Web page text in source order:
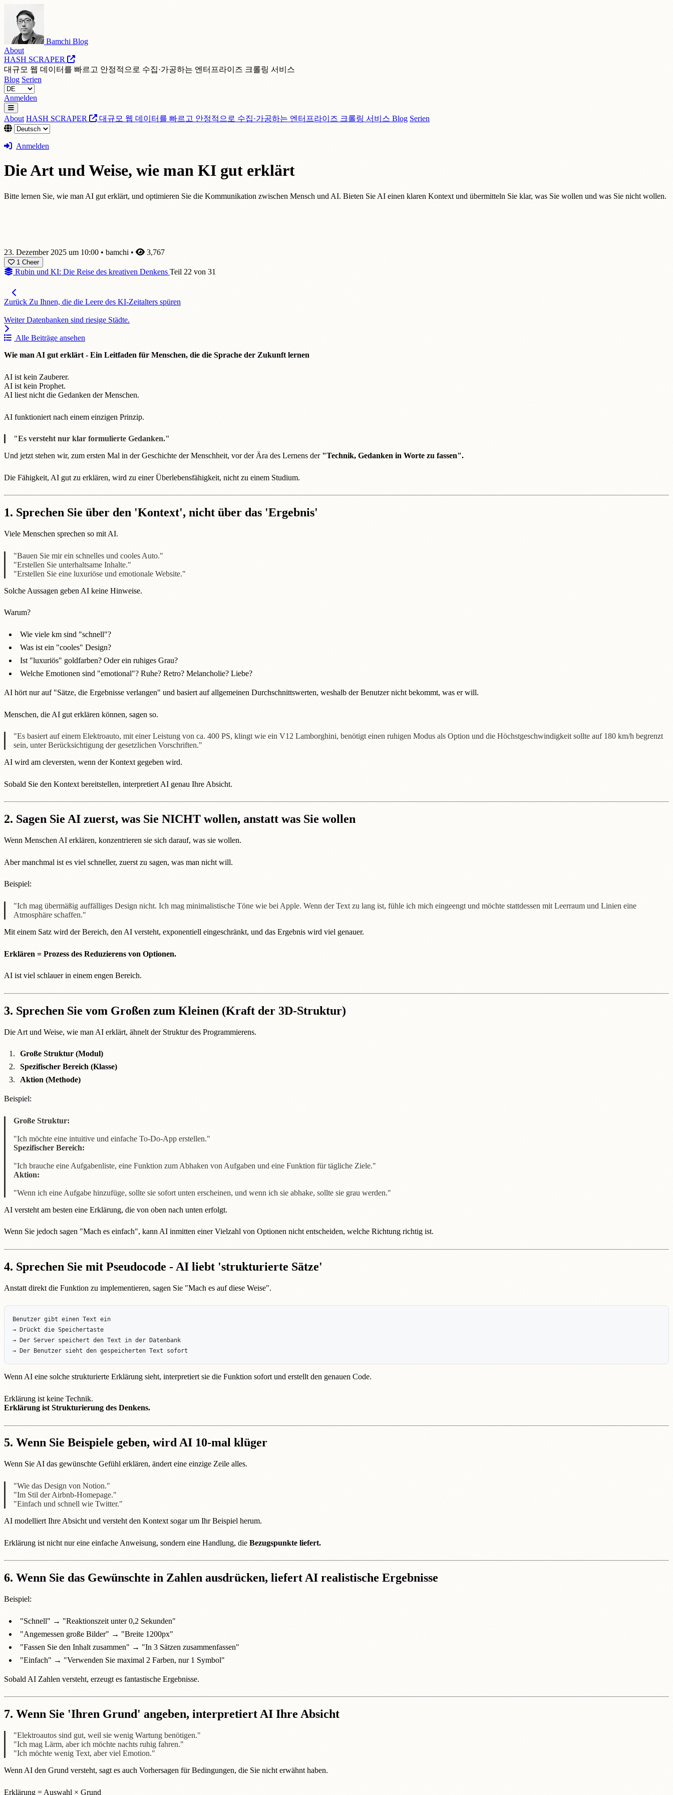
Bamchi Blog
About
HASH SCRAPER
대규모 웹 데이터를 빠르고 안정적으로 수집·가공하는 엔터프라이즈 크롤링 서비스
Blog Serien
Anmelden
About HASH SCRAPER 대규모 웹 데이터를 빠르고 안정적으로 수집·가공하는 엔터프라이즈 크롤링 서비스 Blog Serien
Anmelden
Die Art und Weise, wie man KI gut erklärt
Bitte lernen Sie, wie man AI gut erklärt, und optimieren Sie die Kommunikation zwischen Mensch und AI. Bieten Sie AI einen klaren Kontext und übermitteln Sie klar, was Sie wollen und was Sie nicht wollen.
23. Dezember 2025 um 10:00 • bamchi • 3,767
1 Cheer
Rubin und KI: Die Reise des kreativen Denkens Teil 22 von 31
Zurück Zu Ihnen, die die Leere des KI-Zeitalters spüren
Weiter Datenbanken sind riesige Städte.
Alle Beiträge ansehen
Wie man AI gut erklärt - Ein Leitfaden für Menschen, die die Sprache der Zukunft lernen
AI ist kein Zauberer.
AI ist kein Prophet.
AI liest nicht die Gedanken der Menschen.
AI funktioniert nach einem einzigen Prinzip.
"Es versteht nur klar formulierte Gedanken."
Und jetzt stehen wir, zum ersten Mal in der Geschichte der Menschheit, vor der Ära des Lernens der "Technik, Gedanken in Worte zu fassen".
Die Fähigkeit, AI gut zu erklären, wird zu einer Überlebensfähigkeit, nicht zu einem Studium.
1. Sprechen Sie über den 'Kontext', nicht über das 'Ergebnis'
Viele Menschen sprechen so mit AI.
"Bauen Sie mir ein schnelles und cooles Auto."
"Erstellen Sie unterhaltsame Inhalte."
"Erstellen Sie eine luxuriöse und emotionale Website."
Solche Aussagen geben AI keine Hinweise.
Warum?
Wie viele km sind "schnell"?
Was ist ein "cooles" Design?
Ist "luxuriös" goldfarben? Oder ein ruhiges Grau?
Welche Emotionen sind "emotional"? Ruhe? Retro? Melancholie? Liebe?
AI hört nur auf "Sätze, die Ergebnisse verlangen" und basiert auf allgemeinen Durchschnittswerten, weshalb der Benutzer nicht bekommt, was er will.
Menschen, die AI gut erklären können, sagen so.
"Es basiert auf einem Elektroauto, mit einer Leistung von ca. 400 PS, klingt wie ein V12 Lamborghini, benötigt einen ruhigen Modus als Option und die Höchstgeschwindigkeit sollte auf 180 km/h begrenzt
sein, unter Berücksichtigung der gesetzlichen Vorschriften."
AI wird am cleversten, wenn der Kontext gegeben wird.
Sobald Sie den Kontext bereitstellen, interpretiert AI genau Ihre Absicht.
2. Sagen Sie AI zuerst, was Sie NICHT wollen, anstatt was Sie wollen
Wenn Menschen AI erklären, konzentrieren sie sich darauf, was sie wollen.
Aber manchmal ist es viel schneller, zuerst zu sagen, was man nicht will.
Beispiel:
"Ich mag übermäßig auffälliges Design nicht. Ich mag minimalistische Töne wie bei Apple. Wenn der Text zu lang ist, fühle ich mich eingeengt und möchte stattdessen mit Leerraum und Linien eine
Atmosphäre schaffen."
Mit einem Satz wird der Bereich, den AI versteht, exponentiell eingeschränkt, und das Ergebnis wird viel genauer.
Erklären = Prozess des Reduzierens von Optionen.
AI ist viel schlauer in einem engen Bereich.
3. Sprechen Sie vom Großen zum Kleinen (Kraft der 3D-Struktur)
Die Art und Weise, wie man AI erklärt, ähnelt der Struktur des Programmierens.
Große Struktur (Modul)
Spezifischer Bereich (Klasse)
Aktion (Methode)
Beispiel:
Große Struktur:
"Ich möchte eine intuitive und einfache To-Do-App erstellen."
Spezifischer Bereich:
"Ich brauche eine Aufgabenliste, eine Funktion zum Abhaken von Aufgaben und eine Funktion für tägliche Ziele."
Aktion:
"Wenn ich eine Aufgabe hinzufüge, sollte sie sofort unten erscheinen, und wenn ich sie abhake, sollte sie grau werden."
AI versteht am besten eine Erklärung, die von oben nach unten erfolgt.
Wenn Sie jedoch sagen "Mach es einfach", kann AI inmitten einer Vielzahl von Optionen nicht entscheiden, welche Richtung richtig ist.
4. Sprechen Sie mit Pseudocode - AI liebt 'strukturierte Sätze'
Anstatt direkt die Funktion zu implementieren, sagen Sie "Mach es auf diese Weise".
Benutzer gibt einen Text ein
→ Drückt die Speichertaste
→ Der Server speichert den Text in der Datenbank
Wenn AI eine solche strukturierte Erklärung sieht, interpretiert sie die Funktion sofort und erstellt den genauen Code.
Erklärung ist keine Technik.
Erklärung ist Strukturierung des Denkens.
5. Wenn Sie Beispiele geben, wird AI 10-mal klüger
Wenn Sie AI das gewünschte Gefühl erklären, ändert eine einzige Zeile alles.
"Wie das Design von Notion."
"Im Stil der Airbnb-Homepage."
"Einfach und schnell wie Twitter."
AI modelliert Ihre Absicht und versteht den Kontext sogar um Ihr Beispiel herum.
Erklärung ist nicht nur eine einfache Anweisung, sondern eine Handlung, die Bezugspunkte liefert.
6. Wenn Sie das Gewünschte in Zahlen ausdrücken, liefert AI realistische Ergebnisse
Beispiel:
"Schnell" → "Reaktionszeit unter 0,2 Sekunden"
"Angemessen große Bilder" → "Breite 1200px"
"Fassen Sie den Inhalt zusammen" → "In 3 Sätzen zusammenfassen"
"Einfach" → "Verwenden Sie maximal 2 Farben, nur 1 Symbol"
Sobald AI Zahlen versteht, erzeugt es fantastische Ergebnisse.
7. Wenn Sie 'Ihren Grund' angeben, interpretiert AI Ihre Absicht
"Elektroautos sind gut, weil sie wenig Wartung benötigen."
"Ich mag Lärm, aber ich möchte nachts ruhig fahren."
"Ich möchte wenig Text, aber viel Emotion."
Wenn AI den Grund versteht, sagt es auch Vorhersagen für Bedingungen, die Sie nicht erwähnt haben.
Erklärung = Auswahl × Grund